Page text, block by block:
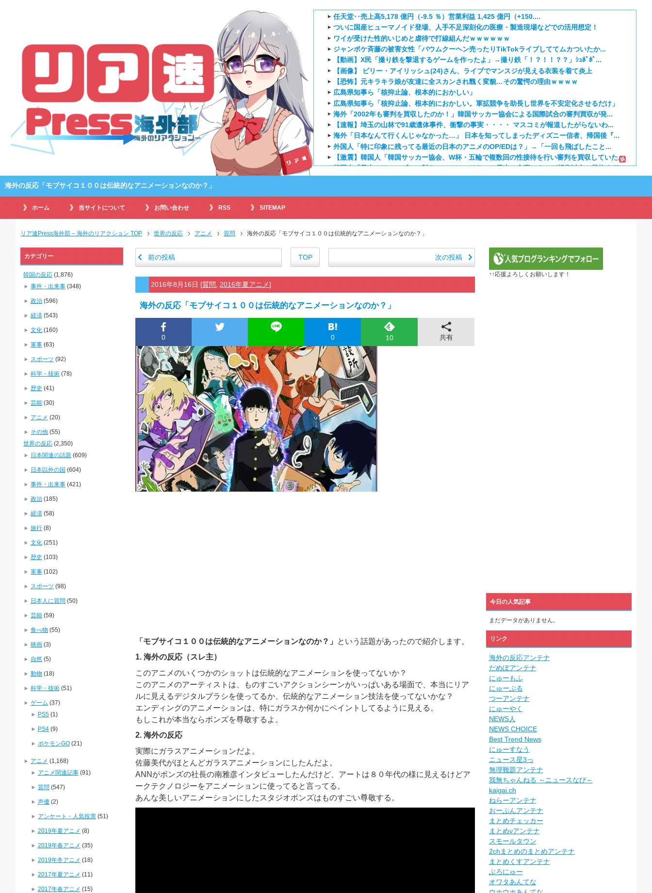
任天堂‥売上高5,178 億円（-9.5 ％）営業利益 1,425 億円（+150....
ついに国産ヒューマノイド登場、人手不足深刻化の医療・製造現場などでの活用想定！
ワイが受けた性的いじめと虐待で打線組んだｗｗｗｗｗｗ
ジャンポケ斉藤の被害女性「バウムクーヘン売ったりTikTokライブしててムカついたか...
【動画】X民「撮り鉄を撃退するゲームを作ったよ」→撮り鉄「！？！！？？」ｼｭﾎﾟﾎﾟ...
【画像】 ビリー・アイリッシュ(24)さん、ライブでマンスジが見える衣装を着て炎上
【恐怖】元キラキラ娘が友達に全スカンされ醜く変貌…その驚愕の理由ｗｗｗｗ
広島県知事ら「核抑止論、根本的におかしい」
広島県知事ら「核抑止論、根本的におかしい。軍拡競争を助長し世界を不安定化させるだけ」
海外「2002年も審判を買収したのか！」韓国サッカー協会による国際試合の審判買収が発...
【速報】埼玉の山林で91歳遺体事件、衝撃の事実・・・・ マスコミが報道したがらないわ...
海外「日本なんて行くんじゃなかった…」 日本を知ってしまったディズニー信者、帰国後『...
外国人「特に印象に残ってる最近の日本のアニメのOP/EDは？」→「一回も飛ばしたこと...
【激震】韓国人「韓国サッカー協会、W杯・五輪で複数回の性接待を行い審判を買収していた...
韓国人「日本ではテーブルに肘をついてはいけない？日本の食事マナーが想像以上に厳格すぎ...
海外の反応アニメ【ONE PIECE】第1172話感想「ちょっと今はルフィを擁護する...
海外の反応【HUNTER×HUNTER】第416話感想「おいおい、文字が少なくてスッ...
海外「伏線回収凄すぎ…」アニメ『黄泉のツガイ』第17話 海外反応
『アニメ海外の反応』無職転生Ⅲ ～異世界行ったら本気だす～（3期） 第6話
海外「まさか日本アニメがここまで泣けるなんて…！」海外のアニメファンが初めて泣いた日...
【朗報】齋藤飛鳥、前屈みで完全に見えてる動画が拡散されてしまう…
155cm55kgの女性の食事より243cm120kgのダチョウの食事の方がヘルシー...
舌を絡ませて、唾液交換して── ちゅっちゅしながらの濃厚エッ画像♪
舌を絡ませて、唾液交換して── ちゅっちゅしながらの濃厚エッ画像♪
すまん熊本やがコンビニに食品も水もない
【戦争は話し合いで解決】と主張していたひろゆきさん ゆたぼんにとどめを刺されるｗｗｗ
海外「日本よ、お前がナンバーワンだ」 熊本地震直後の日本の対応のスピードに世界が衝撃
正直ザ・ビートルズって過大評価されすぎじゃねないか？
まとめチェッカーは閉鎖しました。RSSの解除をお願いします。
まとめチェッカーは閉鎖しました。RSSの解除をお願いします。
ハードオフに売っていた4万4000円のフィギュアがヤバすぎるｗｗｗｗｗｗ「こんな高い...
【閲覧注意】俺が近くにいると機械が壊れるんだけどさ
海外の反応「モブサイコ１００は伝統的なアニメーションなのか？」
ホーム 当サイトについて お問い合わせ RSS SITEMAP
リア速Press海外部 – 海外のリアクション TOP 世界の反応 アニメ 質問 海外の反応「モブサイコ１００は伝統的なアニメーションなのか？」
前の投稿 TOP 次の投稿
2016年8月16日 [質問,2016年夏アニメ]
海外の反応「モブサイコ１００は伝統的なアニメーションなのか？」
0 0 10 共有
「モブサイコ１００は伝統的なアニメーションなのか？」
という話題があったので紹介します。
1. 海外の反応（スレ主）
このアニメのいくつかのショットは伝統的なアニメーションを使ってないか？
このアニメのアーティストは、ものすごいアクションシーンがいっぱいある場面で、本当にリア
ルに見えるデジタルブラシを使ってるか、伝統的なアニメーション技法を使ってないかな？
エンディングのアニメーションは、特にガラスか何かにペイントしてるように見える。
もしこれが本当ならボンズを尊敬するよ。
2. 海外の反応
実際にガラスアニメーションだよ。
佐藤美代がほとんどガラスアニメーションにしたんだよ。
ANNがボンズの社長の南雅彦インタビューしたんだけど、アートは８０年代の様に見えるけどア
ークテクノロジーをアニメーションに使ってると言ってる。
あんな美しいアニメーションにしたスタジオボンズはものすごい尊敬する。
カテゴリー
韓国の反応 (1,876)
事件・出来事 (348)
政治 (596)
経済 (543)
文化 (160)
軍事 (63)
スポーツ (92)
科学・技術 (78)
歴史 (41)
芸能 (30)
アニメ (20)
その他 (55)
世界の反応 (2,350)
日本関連の話題 (609)
日本以外の国 (604)
事件・出来事 (421)
政治 (185)
経済 (58)
旅行 (8)
文化 (251)
歴史 (103)
軍事 (102)
スポーツ (98)
日本人に質問 (50)
芸能 (59)
食べ物 (55)
映画 (3)
自然 (5)
動物 (18)
科学・技術 (51)
ゲーム (37)
PS5 (1)
PS4 (9)
ポケモンGO (21)
アニメ (1,168)
アニメ関連記事 (91)
質問 (547)
声優 (2)
アンケート・人気投票 (51)
2019年夏アニメ (8)
2019年春アニメ (35)
2019年冬アニメ (18)
2017年夏アニメ (11)
2017年春アニメ (15)
↑↑応援よろしくお願いします！
今日の人気記事
まだデータがありません。
リンク
海外の反応アンテナ
だめぽアンテナ
にゅーもふ
にゅーぷる
つーアンテナ
にゅーやく
NEWS人
NEWS CHOICE
Best Trend News
にゅーすなう
ニュース星3っ
無理難題アンテナ
我無ちゃんねる ～ニュースなび～
kaigai.ch
ねらーアンテナ
おーぷんアンテナ
まとめチェッカー
まとめνアンテナ
スモールタウン
2chまとめのまとめアンテナ
まとめくすアンテナ
ぶろにゅー
オワタあんてな